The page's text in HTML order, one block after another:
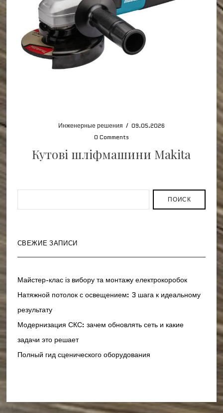
Инженерные решения / 09.05.2026
0 Comments
Кутові шліфмашини Makita
ПОИСК
СВЕЖИЕ ЗАПИСИ
Майстер-клас із вибору та монтажу електрокоробок
Натяжной потолок с освещением: 3 шага к идеальному
результату
Модернизация СКС: зачем обновлять сеть и какие
задачи это решает
Полный гид сценического оборудования